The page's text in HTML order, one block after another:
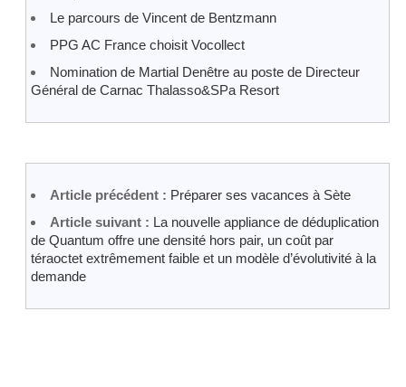
Le parcours de Vincent de Bentzmann
PPG AC France choisit Vocollect
Nomination de Martial Denêtre au poste de Directeur
Général de Carnac Thalasso&SPa Resort
Article précédent : Préparer ses vacances à Sète
Article suivant : La nouvelle appliance de déduplication
de Quantum offre une densité hors pair, un coût par
téraoctet extrêmement faible et un modèle d’évolutivité à la
demande